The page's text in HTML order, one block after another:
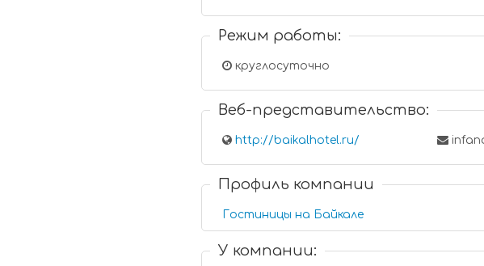
Режим работы:
круглосуточно
Веб-представительство:
http://baikalhotel.ru/
Профиль компании
Гостиницы на Байкале
У компании: